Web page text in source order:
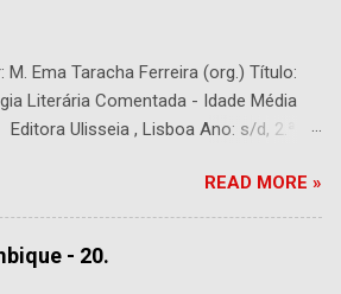
M. Ema Taracha Ferreira (org.) Título:
Literária Comentada - Idade Média
Ulisseia , Lisboa Ano: s/d, 2.ª
sublinhados a lapiseira. Usado.
páginas.
READ MORE »
- 20.